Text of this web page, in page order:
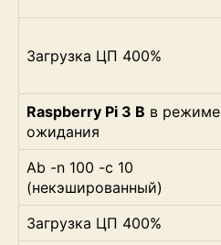
Загрузка ЦП 400%
Raspberry Pi 3 B в режиме
ожидания
Ab -n 100 -c 10
(некэшированный)
Загрузка ЦП 400%